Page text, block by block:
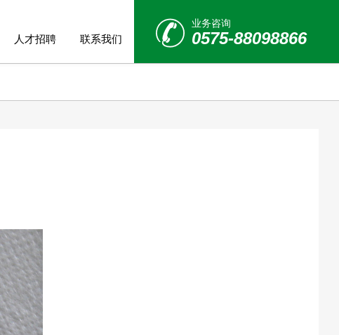
业务咨询
0575-88098866
人才招聘 联系我们